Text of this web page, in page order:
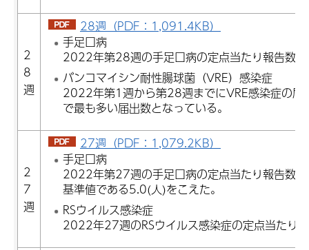
2
8
週
28週（PDF：1,091.4KB）
手足口病
2022年第28週の手足口病の定点当たり報告数
バンコマイシン耐性腸球菌（VRE）感染症
2022年第1週から第28週までにVRE感染症の
で最も多い届出数となっている。
2
7
週
27週（PDF：1,079.2KB）
手足口病
2022年第27週の手足口病の定点当たり報告数
基準値である5.0(人)をこえた。
RSウイルス感染症
2022年27週のRSウイルス感染症の定点当たり